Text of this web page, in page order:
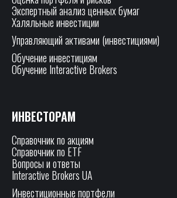
Экспертный анализ ценных бумаг
Халяльные инвестиции
Управляющий активами (инвестициями)
Обучение инвестициям
Обучение Interactive Brokers
ИНВЕСТОРАМ
Справочник по акциям
Справочник по ETF
Вопросы и ответы
Interactive Brokers UA
Инвестиционные портфели